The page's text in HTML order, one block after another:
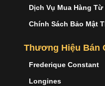
Dịch Vụ Mua Hàng
Chính Sách Bảo Mật
Thương Hiệu Bán
Frederique Constant
Longines